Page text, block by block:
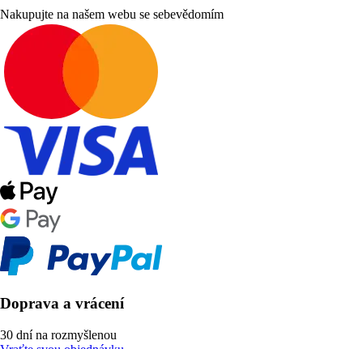
Nakupujte na našem webu se sebevědomím
Doprava a vrácení
30 dní na rozmyšlenou